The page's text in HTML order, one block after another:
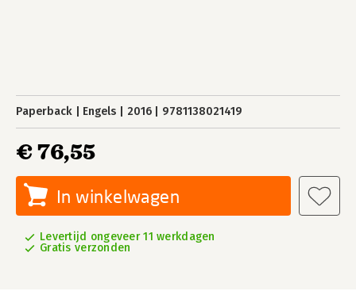
Paperback Engels 2016 9781138021419
€ 76,55
In winkelwagen
Levertijd ongeveer 11 werkdagen
Gratis verzonden